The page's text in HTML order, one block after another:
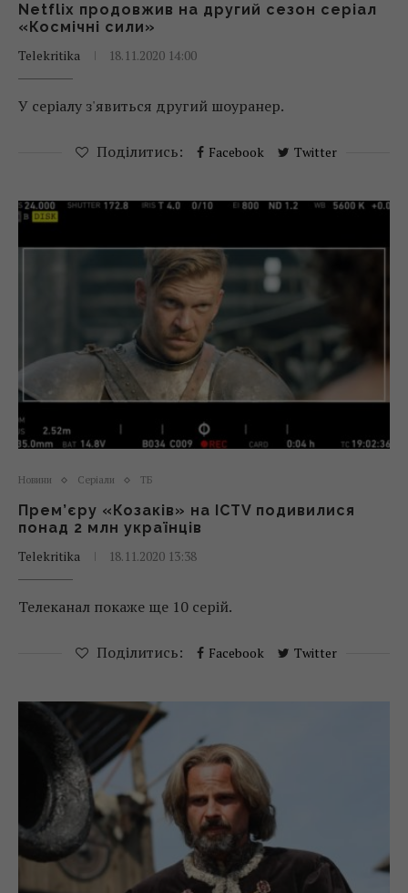
Netflix продовжив на другий сезон серіал
«Космічні сили»
Telekritika
18.11.2020 14:00
У серіалу з'явиться другий шоуранер.
Поділитись: Facebook Twitter
Новини Серіали ТБ
Прем’єру «Козаків» на ICTV подивилися
понад 2 млн українців
Telekritika
18.11.2020 13:38
Телеканал покаже ще 10 серій.
Поділитись: Facebook Twitter